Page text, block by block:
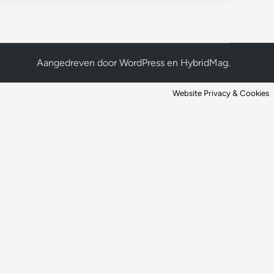
Aangedreven doorWordPress en HybridMag.
Website Privacy & Cookies